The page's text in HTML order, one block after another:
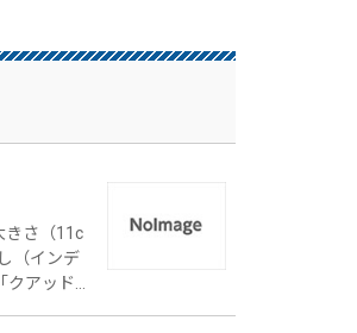
きさ（11c
（インデ
クアッド